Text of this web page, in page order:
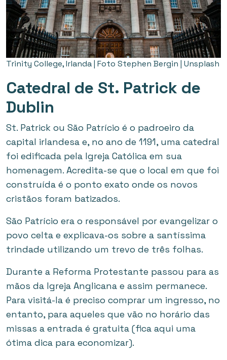
Trinity College, Irlanda | Foto Stephen Bergin | Unsplash
Catedral de St. Patrick de
Dublin
St. Patrick ou São Patrício é o padroeiro da
capital irlandesa e, no ano de 1191, uma catedral
foi edificada pela Igreja Católica em sua
homenagem. Acredita-se que o local em que foi
construída é o ponto exato onde os novos
cristãos foram batizados.
São Patrício era o responsável por evangelizar o
povo celta e explicava-os sobre a santíssima
trindade utilizando um trevo de três folhas.
Durante a Reforma Protestante passou para as
mãos da Igreja Anglicana e assim permanece.
Para visitá-la é preciso comprar um ingresso, no
entanto, para aqueles que vão no horário das
missas a entrada é gratuita (fica aqui uma
ótima dica para economizar).